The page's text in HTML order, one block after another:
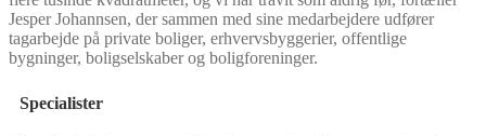
Jesper Johannsen, der sammen med sine medarbejdere udfører
tagarbejde på private boliger, erhvervsbyggerier, offentlige
bygninger, boligselskaber og boligforeninger.
Specialister